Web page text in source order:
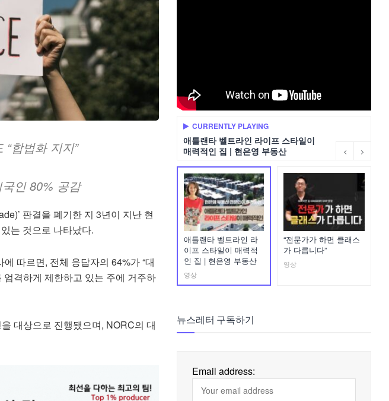
합법화 지지”
인 80% 공감
판결을 폐기한 지 3년이 지난 현
는 것으로 나타났다.
따르면, 전체 응답자의 64%가 “대
격하게 제한하고 있는 주에 거주하
대상으로 진행됐으며, NORC의 대
CURRENTLY PLAYING
애틀랜타 벨트라인 라이프 스타일이
매력적인 집 | 현은영 부동산
애틀랜타 벨트라인 라
이프 스타일이 매력적
인 집 | 현은영 부동산
영상
“전문가가 하면 클래스
가 다릅니다”
영상
뉴스레터 구독하기
Email address: